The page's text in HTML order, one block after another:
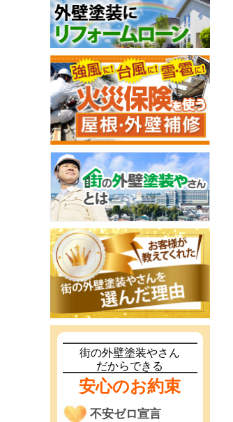
街の外壁塗装やさん
だからできる
安心のお約束
不安ゼロ宣言